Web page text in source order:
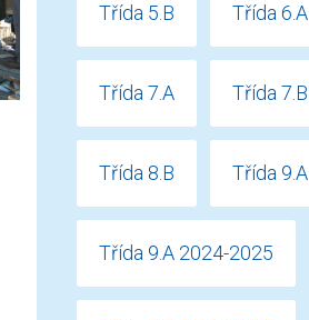
Třída 5.B Třída 6.A
Třída 7.A Třída 7.B
Třída 8.B Třída 9.A
Třída 9.A 2024-2025